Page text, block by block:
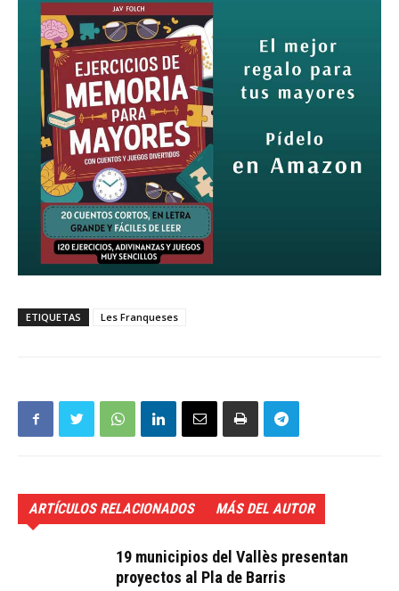
ETIQUETAS Les Franqueses
ARTÍCULOS RELACIONADOS MÁS DEL AUTOR
19 municipios del Vallès presentan
proyectos al Pla de Barris